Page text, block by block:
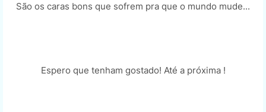
São os caras bons que sofrem pra que o mundo mude...
Espero que tenham gostado! Até a próxima !